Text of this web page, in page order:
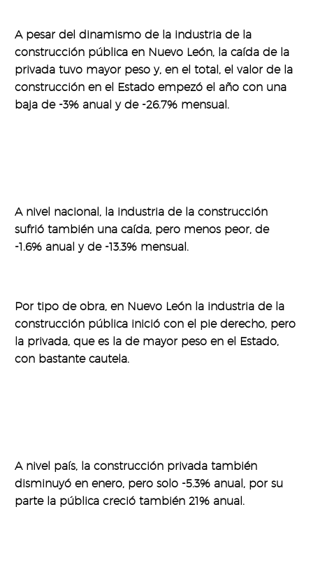
A pesar del dinamismo de la industria de la
construcción pública en Nuevo León, la caída de la
privada tuvo mayor peso y, en el total, el valor de la
construcción en el Estado empezó el año con una
baja de -3% anual y de -26.7% mensual.
A nivel nacional, la industria de la construcción
sufrió también una caída, pero menos peor, de
-1.6% anual y de -13.3% mensual.
Por tipo de obra, en Nuevo León la industria de la
construcción pública inició con el pie derecho, pero
la privada, que es la de mayor peso en el Estado,
con bastante cautela.
A nivel país, la construcción privada también
disminuyó en enero, pero solo -5.3% anual, por su
parte la pública creció también 21% anual.